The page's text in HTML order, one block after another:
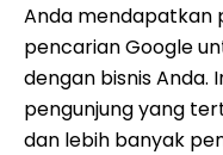
Anda mendapatkan
pencarian Google
dengan bisnis Anda.
pengunjung yang
dan lebih banyak